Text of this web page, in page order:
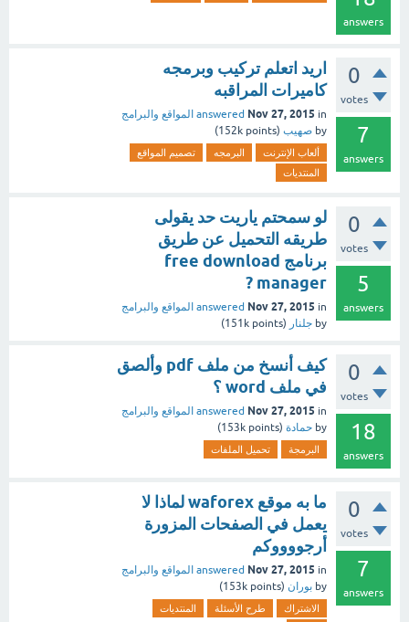
answers
0
votes
7
answers
اريد اتعلم تركيب وبرمجه
كاميرات المراقبه
answered Nov 27, 2015 in
المواقع والبرامج
by صهيب (
152k points)
ألعاب الإنترنت البرمجه
تصميم المواقع
المنتديات
0
votes
5
answers
لو سمحتم ياريت حد يقولى
طريقه التحميل عن طريق
برنامج free download
manager ?
answered Nov 27, 2015 in
المواقع والبرامج
by جلنار (
151k points)
0
votes
18
answers
كيف أنسخ من ملف pdf وألصق
في ملف word ؟
answered Nov 27, 2015 in
المواقع والبرامج
by حمادة (
153k points)
البرمجة تحميل الملفات
0
votes
7
answers
ما به موقع waforex لماذا لا
يعمل في الصفحات المزورة
أرجووووكم
answered Nov 27, 2015 in
المواقع والبرامج
by بوران (
153k points)
الاشتراك طرح الأسئلة المنتديات